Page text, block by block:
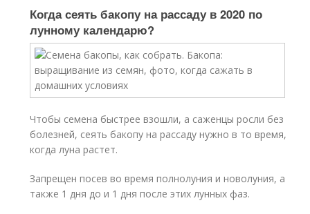
Когда сеять бакопу на рассаду в 2020 по
лунному календарю?
Чтобы семена быстрее взошли, а саженцы росли без
болезней, сеять бакопу на рассаду нужно в то время,
когда луна растет.
Запрещен посев во время полнолуния и новолуния, а
также 1 дня до и 1 дня после этих лунных фаз.